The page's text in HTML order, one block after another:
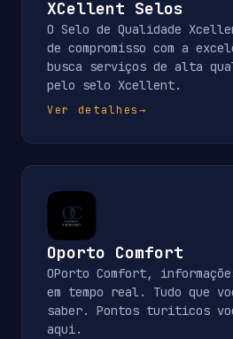
XCellent Selos
O Selo de Qualidade
de compromisso com a
busca serviços de alta
pelo selo Xcellent.
Ver detalhes→
Oporto Comfort
OPorto Comfort,
em tempo real. Tudo que
saber. Pontos turiticos
aqui.